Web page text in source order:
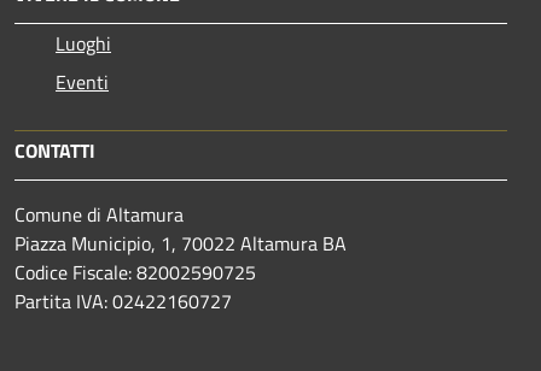
Luoghi
Eventi
CONTATTI
Comune di Altamura
Piazza Municipio, 1, 70022 Altamura BA
Codice Fiscale: 82002590725
Partita IVA: 02422160727